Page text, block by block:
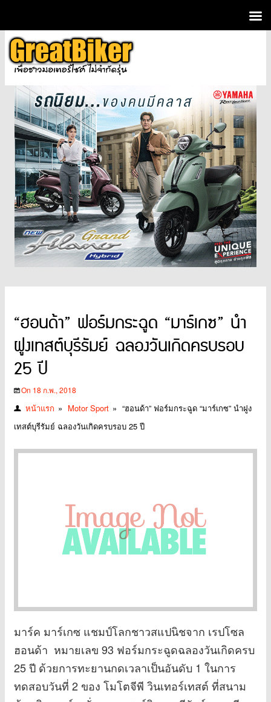
“ฮอนด้า” ฟอร์มกระฉูด “มาร์เกซ” นำ
ฝูงเทสต์บุรีรัมย์ ฉลองวันเกิดครบรอบ
25 ปี
On 18 ก.พ., 2018
หน้าแรก » Motor Sport » “ฮอนด้า” ฟอร์มกระฉูด “มาร์เกซ” นำฝูง
เทสต์บุรีรัมย์ ฉลองวันเกิดครบรอบ 25 ปี
มาร์ค มาร์เกซ แชมป์โลกชาวสแปนิชจาก เรปโซล
ฮอนด้า หมายเลข 93 ฟอร์มกระฉูดฉลองวันเกิดครบ
25 ปี ด้วยการทะยานกดเวลาเป็นอันดับ 1 ในการ
ทดสอบวันที่ 2 ของ โมโตจีพี วินเทอร์เทสต์ ที่สนาม